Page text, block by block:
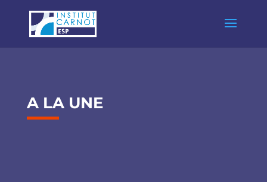
A LA UNE